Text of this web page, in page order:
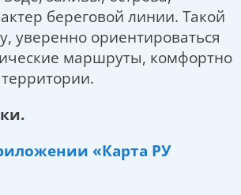
береговой линии. Такой
уверенно ориентироваться
маршруты, комфортно
«Карта РУ